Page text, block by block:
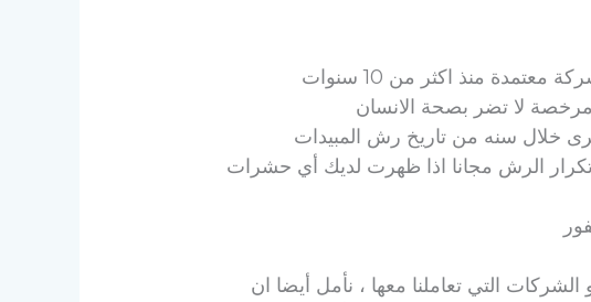
منذ اكثر من 10 سنوات
لا تضر بصحة الانسان
خلال سنه من تاريخ رش المبيدات
الرش مجانا اذا ظهرت لديك أي حشرات
التي تعاملنا معها ، نأمل أيضا ان